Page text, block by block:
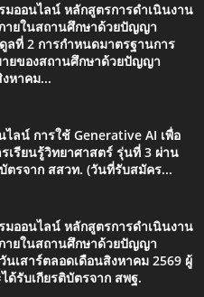
ออนไลน์ หลักสูตรการดำเนินงาน
ยในสถานศึกษาด้วยปัญญา
ลที่ 2 การกำหนดมาตรฐานการ
ยของสถานศึกษาด้วยปัญญา
หาคม...
ลน์ การใช้ Generative AI เพื่อ
เรียนรู้วิทยาศาสตร์ รุ่นที่ 3 ผ่าน
ตรจาก สสวท. (วันที่รับสมัคร...
ออนไลน์ หลักสูตรการดำเนินงาน
ยในสถานศึกษาด้วยปัญญา
นเสาร์ตลอดเดือนสิงหาคม 2569 ผู้
ด้รับเกียรติบัตรจาก สพฐ.